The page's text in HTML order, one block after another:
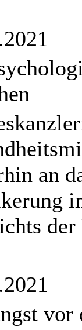
an
vor